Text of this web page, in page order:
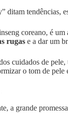
ditam tendências,
coreano, é
rugas e a dar um
cuidados de
o tom de pele
a grande